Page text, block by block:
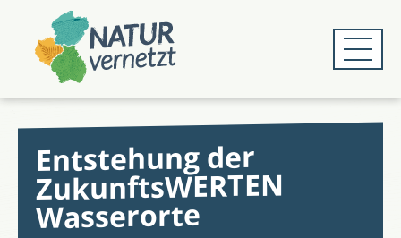
Hauptmenü
springen
Hauptinhalt
springen
Entstehung der
ZukunftsWERTEN
Wasserorte